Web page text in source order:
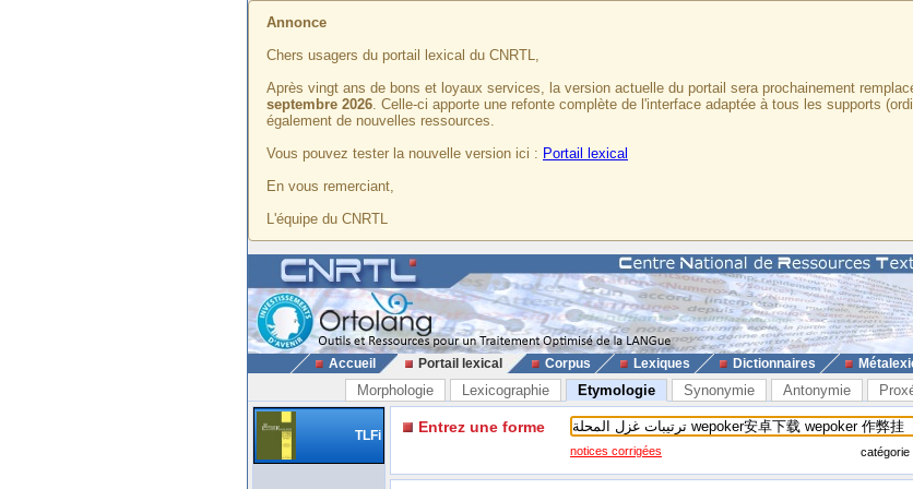
Annonce
Chers usagers du portail lexical du CNRTL,
Après vingt ans de bons et loyaux services, la version actuelle du portail sera prochainement
septembre 2026. Celle-ci apporte une refonte complète de l'interface adaptée à tous les supports
également de nouvelles ressources.
Vous pouvez tester la nouvelle version ici : Portail lexical
En vous remerciant,
L'équipe du CNRTL
Accueil Portail lexical Corpus Lexiques Dictionnaires
Morphologie Lexicographie Etymologie Synonymie Antonymie
TLFi Entrez une forme
notices corrigées catégorie